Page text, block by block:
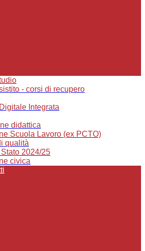
- corsi di recupero
Integrata
didattica
Scuola Lavoro (ex PCTO)
qualità
2024/25
civica